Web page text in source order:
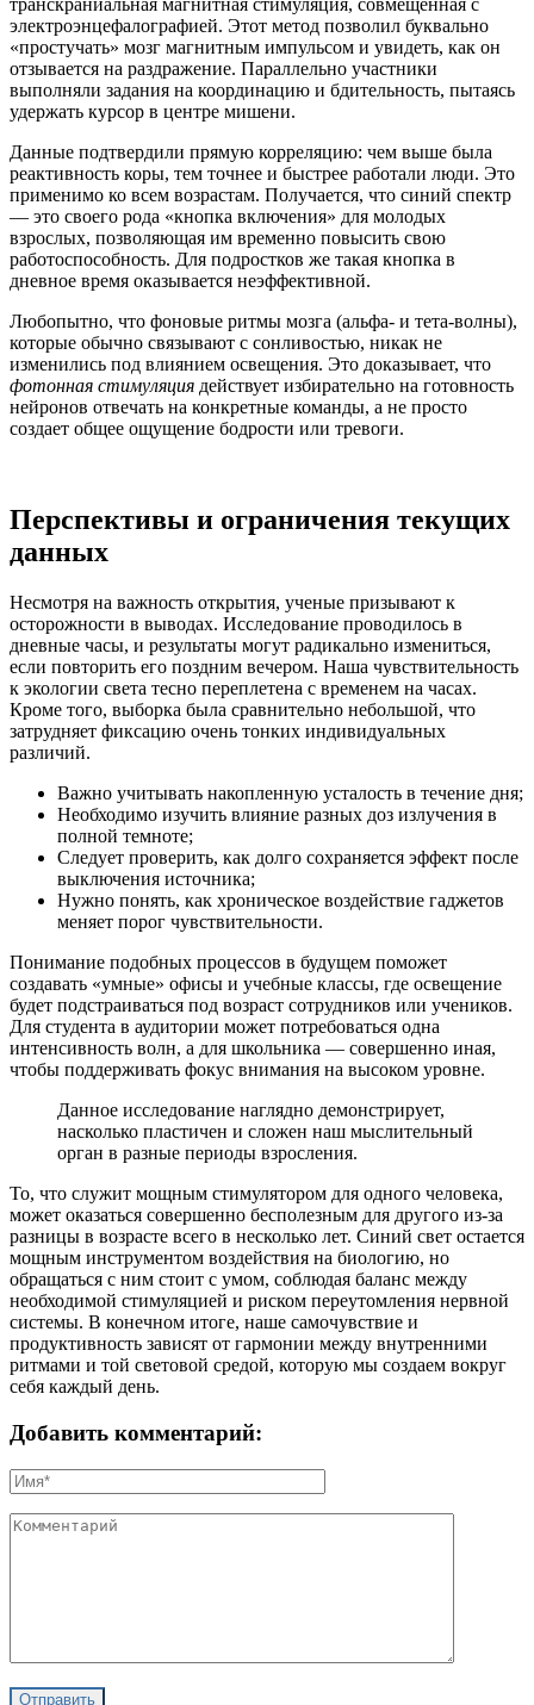
транскраниальная магнитная стимуляция, совмещенная с
электроэнцефалографией. Этот метод позволил буквально
«простучать» мозг магнитным импульсом и увидеть, как он
отзывается на раздражение. Параллельно участники
выполняли задания на координацию и бдительность, пытаясь
удержать курсор в центре мишени.
Данные подтвердили прямую корреляцию: чем выше была
реактивность коры, тем точнее и быстрее работали люди. Это
применимо ко всем возрастам. Получается, что синий спектр
— это своего рода «кнопка включения» для молодых
взрослых, позволяющая им временно повысить свою
работоспособность. Для подростков же такая кнопка в
дневное время оказывается неэффективной.
Любопытно, что фоновые ритмы мозга (альфа- и тета-волны),
которые обычно связывают с сонливостью, никак не
изменились под влиянием освещения. Это доказывает, что
фотонная стимуляция действует избирательно на готовность
нейронов отвечать на конкретные команды, а не просто
создает общее ощущение бодрости или тревоги.
Перспективы и ограничения текущих
данных
Несмотря на важность открытия, ученые призывают к
осторожности в выводах. Исследование проводилось в
дневные часы, и результаты могут радикально измениться,
если повторить его поздним вечером. Наша чувствительность
к экологии света тесно переплетена с временем на часах.
Кроме того, выборка была сравнительно небольшой, что
затрудняет фиксацию очень тонких индивидуальных
различий.
Важно учитывать накопленную усталость в течение дня;
Необходимо изучить влияние разных доз излучения в
полной темноте;
Следует проверить, как долго сохраняется эффект после
выключения источника;
Нужно понять, как хроническое воздействие гаджетов
меняет порог чувствительности.
Понимание подобных процессов в будущем поможет
создавать «умные» офисы и учебные классы, где освещение
будет подстраиваться под возраст сотрудников или учеников.
Для студента в аудитории может потребоваться одна
интенсивность волн, а для школьника — совершенно иная,
чтобы поддерживать фокус внимания на высоком уровне.
Данное исследование наглядно демонстрирует,
насколько пластичен и сложен наш мыслительный
орган в разные периоды взросления.
То, что служит мощным стимулятором для одного человека,
может оказаться совершенно бесполезным для другого из-за
разницы в возрасте всего в несколько лет. Синий свет остается
мощным инструментом воздействия на биологию, но
обращаться с ним стоит с умом, соблюдая баланс между
необходимой стимуляцией и риском переутомления нервной
системы. В конечном итоге, наше самочувствие и
продуктивность зависят от гармонии между внутренними
ритмами и той световой средой, которую мы создаем вокруг
себя каждый день.
Добавить комментарий: